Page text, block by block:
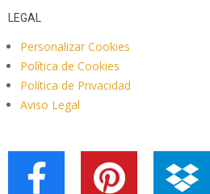
LEGAL
Personalizar Cookies
Política de Cookies
Política de Privacidad
Aviso Legal